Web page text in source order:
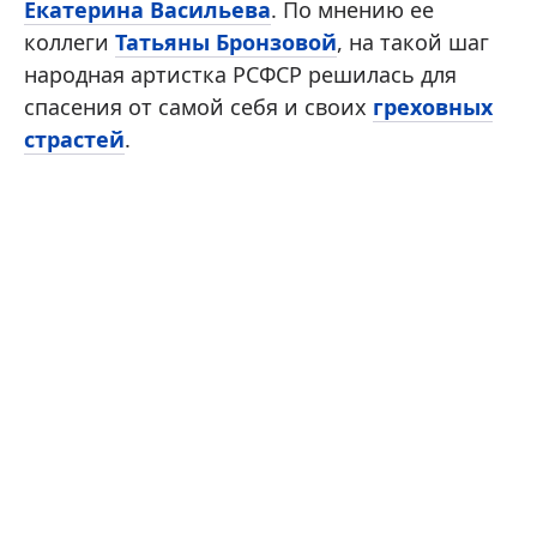
Екатерина Васильева. По мнению ее
коллеги Татьяны Бронзовой, на такой шаг
народная артистка РСФСР решилась для
спасения от самой себя и своих греховных
страстей.